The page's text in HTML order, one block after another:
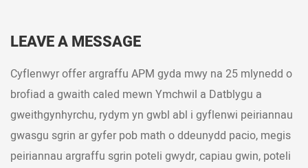
LEAVE A MESSAGE
Cyflenwyr offer argraffu APM gyda mwy na 25 mlynedd o
brofiad a gwaith caled mewn Ymchwil a Datblygu a
gweithgynhyrchu, rydym yn gwbl abl i gyflenwi peiriannau
gwasgu sgrin ar gyfer pob math o ddeunydd pacio, megis
peiriannau argraffu sgrin poteli gwydr, capiau gwin, poteli